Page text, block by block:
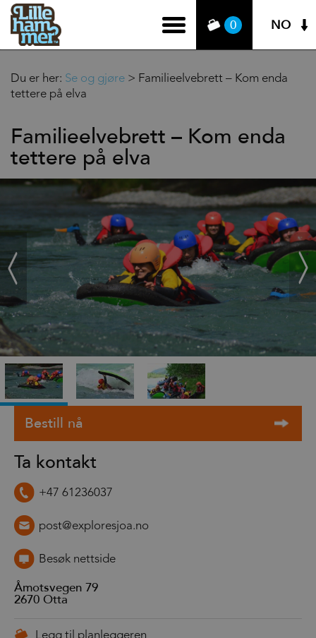
0 NO
Du er her: Se og gjøre > Familieelvebrett – Kom enda
tettere på elva
Familieelvebrett – Kom enda
tettere på elva
‹
Prev
Next
›
Ta kontakt
+47 61236037
post@exploresjoa.no
Besøk nettside
Åmotsvegen 79
2670 Otta